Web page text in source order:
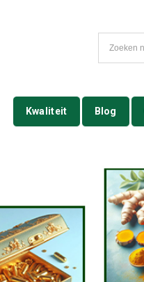
Kwaliteit Blog